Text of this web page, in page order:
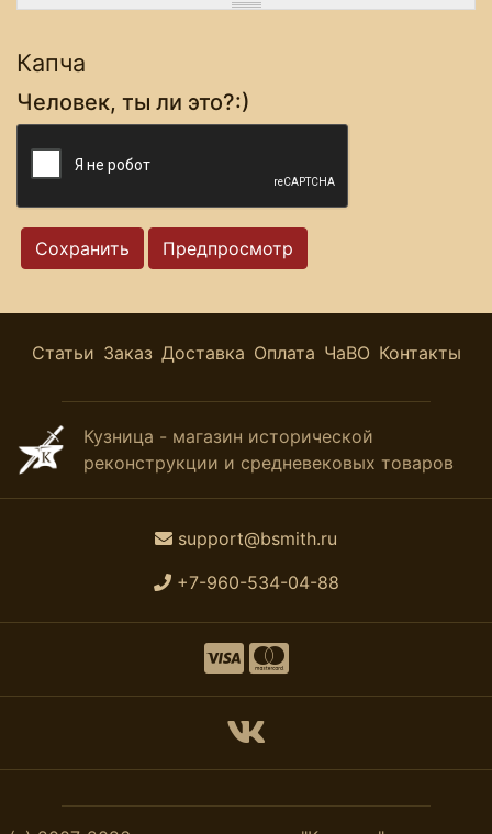
Капча
Человек, ты ли это?:)
Статьи Заказ Доставка Оплата ЧаВО Контакты
Кузница - магазин исторической
реконструкции и средневековых товаров
support@bsmith.ru
+7-960-534-04-88